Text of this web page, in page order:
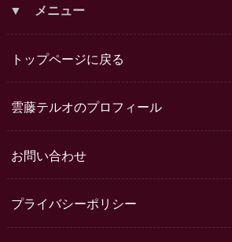
▼ メニュー
トップページに戻る
雲藤テルオのプロフィール
お問い合わせ
プライバシーポリシー